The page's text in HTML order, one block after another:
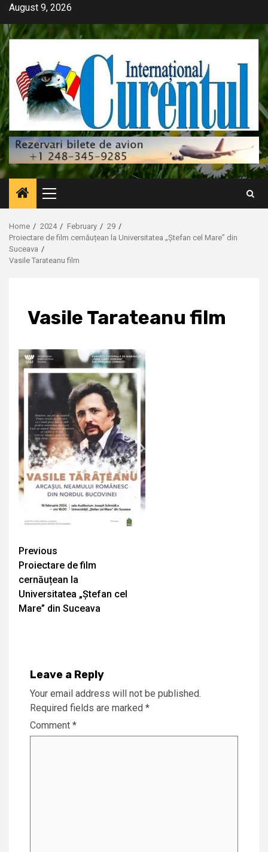
Skip
content
August 9, 2026
Primary
Menu
Home 2024 February
29
Proiectare de film cernăuțean la Universitatea „Ștefan cel Mare” din
Suceava
Vasile Tarateanu film
Vasile Tarateanu film
Continue
Reading
Previous
Proiectare de film
cernăuțean la
Universitatea „Ștefan cel
Mare” din Suceava
Leave a Reply
Your email address will not be published.
Required fields are marked *
Comment *